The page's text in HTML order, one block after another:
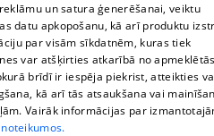
un satura ģenerēšanai, veiktu
datu apkopošanu, kā arī produktu
par visām sīkdatnēm, kuras tiek
var atšķirties atkarībā no
brīdī ir iespēja piekrist, atteikties
kā arī tās atsaukšana vai
Vairāk informācijas par